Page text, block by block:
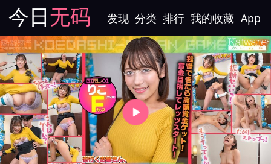
今日无码 发现 分类 排行 我的收藏 App